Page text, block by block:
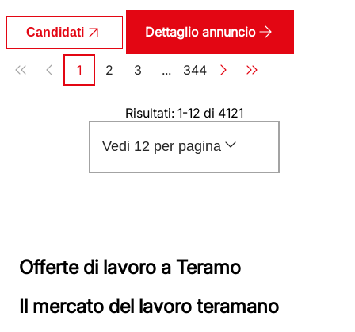
Candidati Dettaglio annuncio
Paginazione
Pagina
1 Pagina
2 Pagina
3 ... Pagina
344
Risultati: 1-12 di 4121
Vedi 12 per pagina
Offerte di lavoro a Teramo
Il mercato del lavoro teramano